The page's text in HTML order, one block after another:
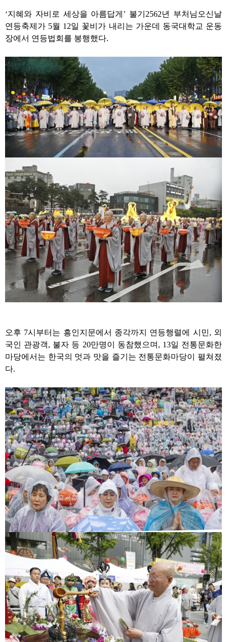
‘지혜와 자비로 세상을 아름답게 ’ 불기 2562년 부처님오신날
연등축제가 5월 12일 꽃비가 내리는 가운데 동국대학교 운동
장에서 연등법회를 봉행했다.
오후 7시부터는 흥인지문에서 종각까지 연등행렬에 시민, 외
국인 관광객, 불자 등 20만명이 동참했으며 , 13일 전통문화한
마당에서는 한국의 멋과 맛을 즐기는 전통문화마당이 펼쳐졌
다.